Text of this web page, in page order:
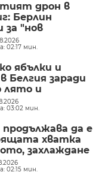
дрон в
Берлин
за "нов
на заплаха"
02:17 мин.
ябълки и
Белгия заради
лято и
03:02 мин.
продължава да е
хватка
захлаждане
в края на
02:15 мин.